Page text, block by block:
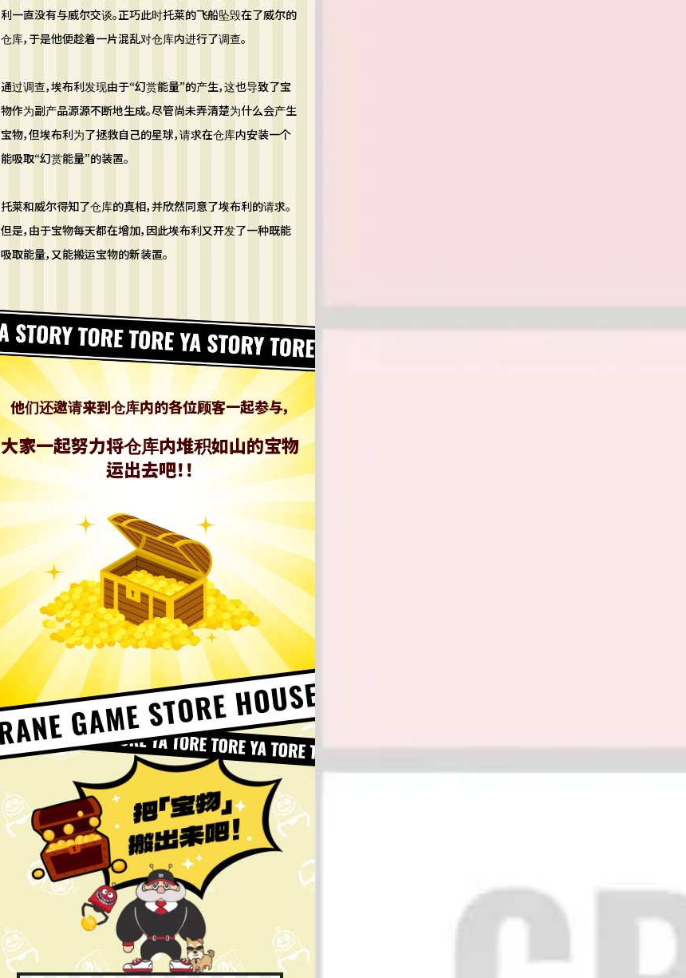
利一直没有与威尔交谈。正巧此时托莱的飞船坠毁在了威尔的
仓库，于是他便趁着一片混乱对仓库内进行了调查。
通过调查，埃布利发现由于“幻赏能量”的产生，这也导致了宝
物作为副产品源源不断地生成。尽管尚未弄清楚为什么会产生
宝物，但埃布利为了拯救自己的星球，请求在仓库内安装一个
能吸取“幻赏能量”的装置。
托莱和威尔得知了仓库的真相，并欣然同意了埃布利的请求。
但是，由于宝物每天都在增加，因此埃布利又开发了一种既能
吸取能量，又能搬运宝物的新装置。
他们还邀请来到仓库内的各位顾客一起参与，
大家一起努力将仓库内堆积如山的宝物
运出去吧！！